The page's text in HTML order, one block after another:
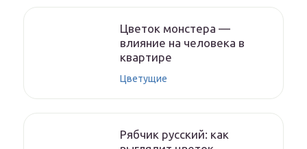
Цветок монстера —
влияние на человека в
квартире
Цветущие
Рябчик русский: как